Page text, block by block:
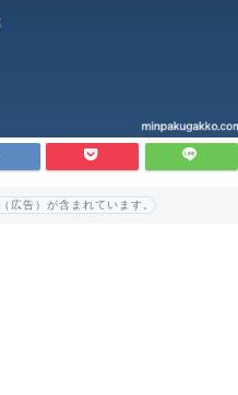
広告）が含まれています。